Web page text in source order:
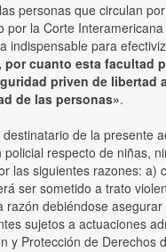
personas que circulan
la Corte
indispensable para
por cuanto esta facultad
priven de
de las personas».
de la
respecto de niñas,
las siguientes razones:
ser sometido a trato
debiéndose
sujetos a actuaciones
Protección de Derechos